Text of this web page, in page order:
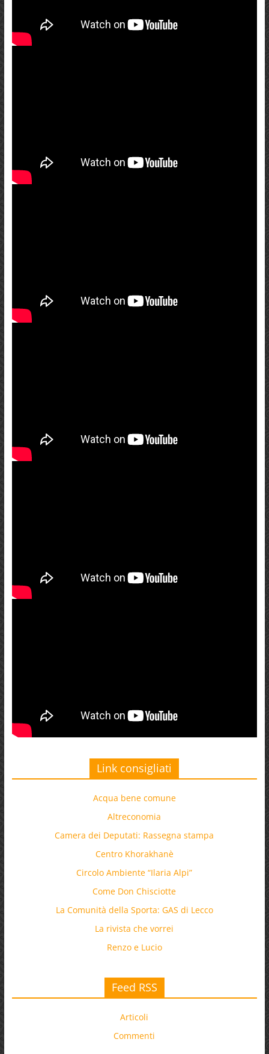
Link consigliati
Acqua bene comune
Altreconomia
Camera dei Deputati: Rassegna stampa
Centro Khorakhanè
Circolo Ambiente “Ilaria Alpi”
Come Don Chisciotte
La Comunità della Sporta: GAS di Lecco
La rivista che vorrei
Renzo e Lucio
Feed RSS
Articoli
Commenti